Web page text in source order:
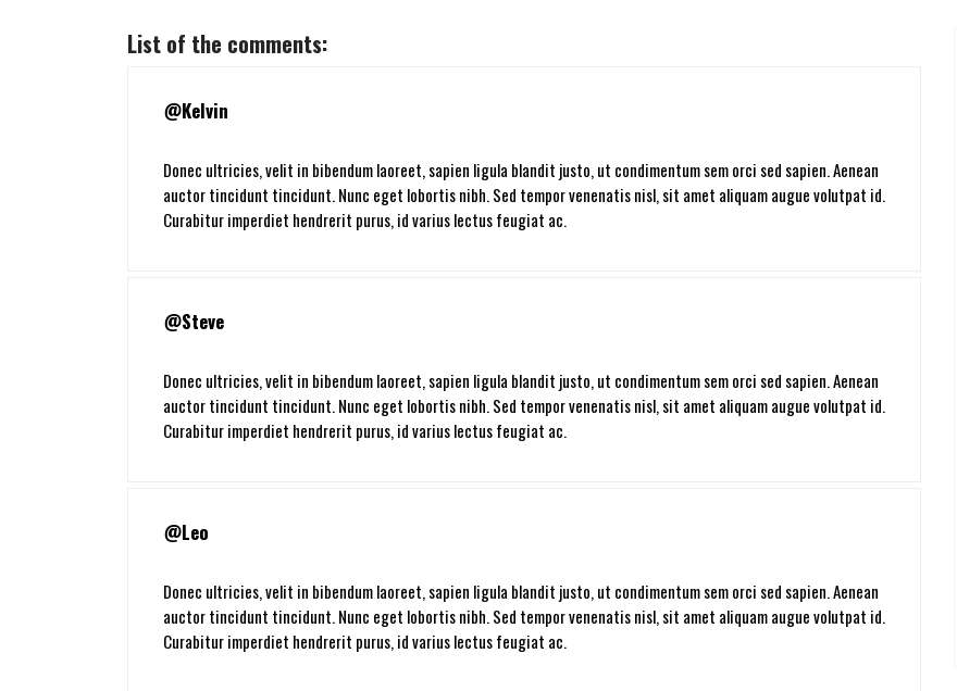
List of the comments:
Kelvin
Donec ultricies, velit in bibendum laoreet, sapien ligula blandit justo, ut condimentum sem orci sed sapien. Aenean
auctor tincidunt tincidunt. Nunc eget lobortis nibh. Sed tempor venenatis nisl, sit amet aliquam augue volutpat id.
Curabitur imperdiet hendrerit purus, id varius lectus feugiat ac.
Steve
Donec ultricies, velit in bibendum laoreet, sapien ligula blandit justo, ut condimentum sem orci sed sapien. Aenean
auctor tincidunt tincidunt. Nunc eget lobortis nibh. Sed tempor venenatis nisl, sit amet aliquam augue volutpat id.
Curabitur imperdiet hendrerit purus, id varius lectus feugiat ac.
Leo
Donec ultricies, velit in bibendum laoreet, sapien ligula blandit justo, ut condimentum sem orci sed sapien. Aenean
auctor tincidunt tincidunt. Nunc eget lobortis nibh. Sed tempor venenatis nisl, sit amet aliquam augue volutpat id.
Curabitur imperdiet hendrerit purus, id varius lectus feugiat ac.